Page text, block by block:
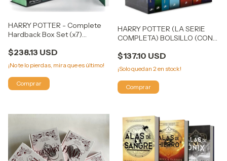
HARRY POTTER - Complete
Hardback Box Set (x7)
$238.13 USD
¡No te lo pierdas, mira que es último!
HARRY POTTER (LA SERIE
COMPLETA) BOLSILLO (CON
$137.10 USD
¡Solo quedan 2en stock!